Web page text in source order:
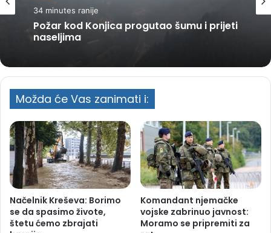
34 minutes ranije
Požar kod Konjica progutao šumu i prijeti
naseljima
Možda će Vas zanimati i:
Načelnik Kreševa: Borimo
se da spasimo živote,
štetu ćemo zbrajati
Komandant njemačke
vojske zabrinuo javnost:
Moramo se pripremiti za